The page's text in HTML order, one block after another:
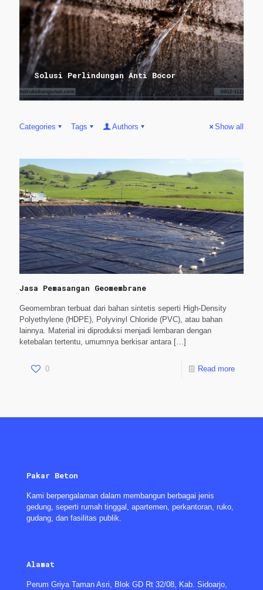
Solusi Perlindungan Anti Bocor
Categories Tags Authors Show all
Jasa Pemasangan Geomembrane
Geomembran terbuat dari bahan sintetis seperti High-Density
Polyethylene (HDPE), Polyvinyl Chloride (PVC), atau bahan
lainnya. Material ini diproduksi menjadi lembaran dengan
ketebalan tertentu, umumnya berkisar antara[…]
0 Read more
Pakar Beton
Kami berpengalaman dalam membangun berbagai jenis
gedung, seperti rumah tinggal, apartemen, perkantoran, ruko,
gudang, dan fasilitas publik.
Alamat
Perum Griya Taman Asri, Blok GD Rt 32/08, Kab. Sidoarjo,